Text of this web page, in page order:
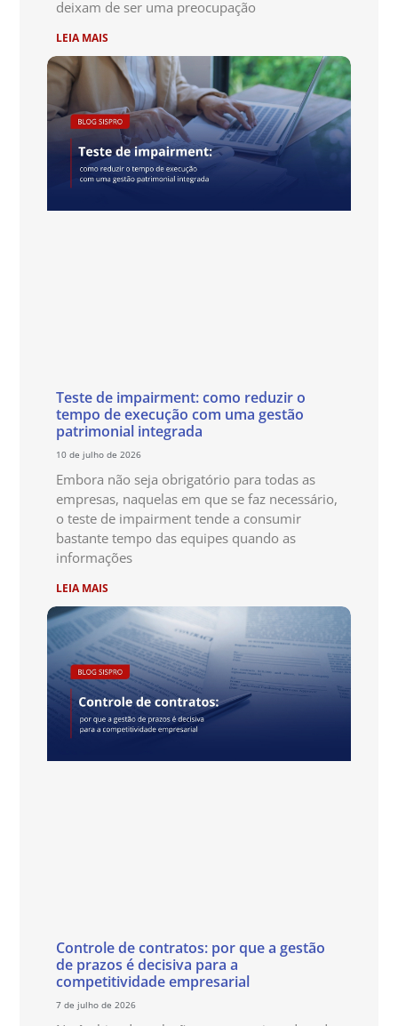
deixam de ser uma preocupação
LEIA MAIS
Teste de impairment: como reduzir o
tempo de execução com uma gestão
patrimonial integrada
10 de julho de 2026
Embora não seja obrigatório para todas as
empresas, naquelas em que se faz necessário,
o teste de impairment tende a consumir
bastante tempo das equipes quando as
informações
LEIA MAIS
Controle de contratos: por que a gestão
de prazos é decisiva para a
competitividade empresarial
7 de julho de 2026